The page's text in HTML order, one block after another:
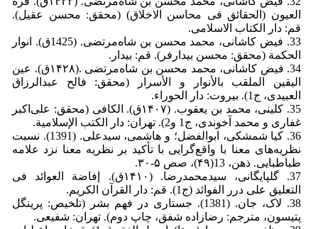
العیون (الحقائق فی محاسن الاخلاق) (محقق: محسن عقیل).
قم: دار الکتاب الاسلامی.
33. فیض کاشانی، محمد محسن بن شاه‌مرتضی.‏‏ (1425ق). انوار
الحکمة (محقق: محسن بیدارفر). قم: بیدار.
34. فیض کاشانی، محمد محسن بن شاه‌مرتضی‏‏ .(۱۴۲۸ق). عین
الیقین الملقب بالأنوار و الأسرار (محقق: فالح عبدالرزاق
العبیدی، ج1). بیروت: دار الحوراء.
35. کلینی، محمد بن یعقوب. (۱۴۰۷ق). الکافی‏ (محقق: علی‌اکبر
غفاری و محمد آخوندی، ج1 و2). تهران: دار الکتب الإسلامیة.
36. کیا شمشکی، ابوالفضل؛ و هاشمی، سیدعلی. (1391). نسبت
نظریه‌های معنا با واقع‌گرایی با تأکید بر نظریه معنا نزد علامه
طباطبایی. ذهن، 13(۴۹)، صص ۵-۳۰.
37. گلپایگانی، سیدمحمدرضا. (۱۴۱۰ق). إفاضة العوائد فی
التعلیق علی درر الفوائد (ج1). قم: دار القرآن الکریم.
38. لاک، جان. (1381). جستاری در فهم بشر (تلخیص: پرینگل
پتیسون، مترجم: رضا‌زاده شفق، چاپ دوم). تهران: شفیعی.